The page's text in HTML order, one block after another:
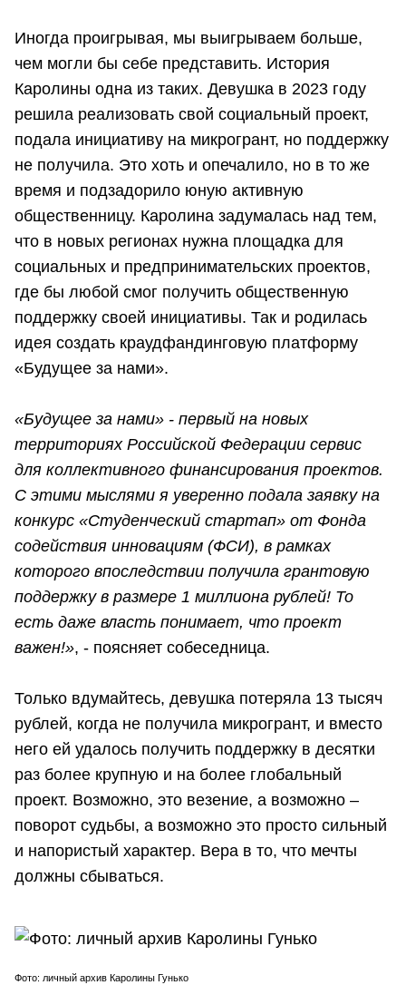
Иногда проигрывая, мы выигрываем больше,
чем могли бы себе представить. История
Каролины одна из таких. Девушка в 2023 году
решила реализовать свой социальный проект,
подала инициативу на микрогрант, но поддержку
не получила. Это хоть и опечалило, но в то же
время и подзадорило юную активную
общественницу. Каролина задумалась над тем,
что в новых регионах нужна площадка для
социальных и предпринимательских проектов,
где бы любой смог получить общественную
поддержку своей инициативы. Так и родилась
идея создать краудфандинговую платформу
«Будущее за нами».
«Будущее за нами» - первый на новых
территориях Российской Федерации сервис
для коллективного финансирования проектов.
С этими мыслями я уверенно подала заявку на
конкурс «Студенческий стартап» от Фонда
содействия инновациям (ФСИ), в рамках
которого впоследствии получила грантовую
поддержку в размере 1 миллиона рублей! То
есть даже власть понимает, что проект
важен!», - поясняет собеседница.
Только вдумайтесь, девушка потеряла 13 тысяч
рублей, когда не получила микрогрант, и вместо
него ей удалось получить поддержку в десятки
раз более крупную и на более глобальный
проект. Возможно, это везение, а возможно –
поворот судьбы, а возможно это просто сильный
и напористый характер. Вера в то, что мечты
должны сбываться.
Фото: личный архив Каролины Гунько